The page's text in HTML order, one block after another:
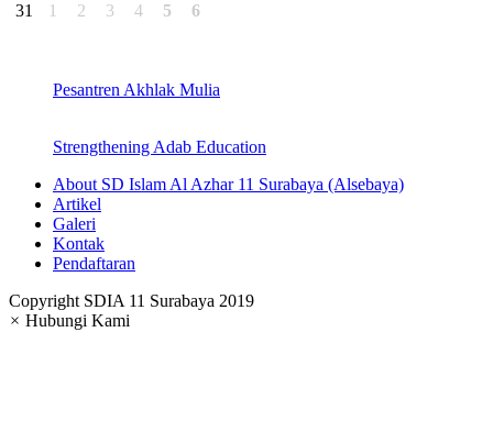
31
1 2 3 4 5 6
Pesantren Akhlak Mulia
Strengthening Adab Education
About SD Islam Al Azhar 11 Surabaya (Alsebaya)
Artikel
Galeri
Kontak
Pendaftaran
Copyright SDIA 11 Surabaya 2019
× Hubungi Kami